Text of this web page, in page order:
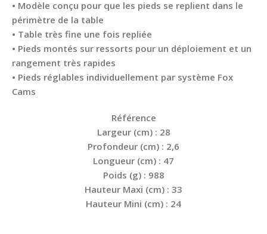
• Modèle conçu pour que les pieds se replient dans le
périmètre de la table
• Table très fine une fois repliée
• Pieds montés sur ressorts pour un déploiement et un
rangement très rapides
• Pieds réglables individuellement par système Fox
Cams
Référence
Largeur (cm) : 28
Profondeur (cm) : 2,6
Longueur (cm) : 47
Poids (g) : 988
Hauteur Maxi (cm) : 33
Hauteur Mini (cm) : 24